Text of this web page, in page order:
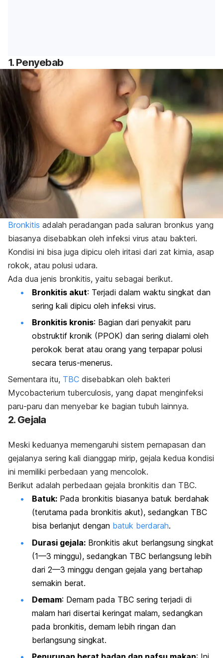
1. Penyebab
Bronkitis adalah peradangan pada saluran bronkus yang
biasanya disebabkan oleh infeksi virus atau bakteri.
Kondisi ini bisa juga dipicu oleh iritasi dari zat kimia, asap
rokok, atau polusi udara.
Ada dua jenis bronkitis, yaitu sebagai berikut.
Bronkitis akut: Terjadi dalam waktu singkat dan
sering kali dipicu oleh infeksi virus.
Bronkitis kronis: Bagian dari penyakit paru
obstruktif kronik (PPOK) dan sering dialami oleh
perokok berat atau orang yang terpapar polusi
secara terus-menerus.
Sementara itu, TBC disebabkan oleh bakteri
Mycobacterium tuberculosis, yang dapat menginfeksi
paru-paru dan menyebar ke bagian tubuh lainnya.
2. Gejala
Meski keduanya memengaruhi sistem pernapasan dan
gejalanya sering kali dianggap mirip, gejala kedua kondisi
ini memiliki perbedaan yang mencolok.
Berikut adalah perbedaan gejala bronkitis dan TBC.
Batuk: Pada bronkitis biasanya batuk berdahak
(terutama pada bronkitis akut), sedangkan TBC
bisa berlanjut dengan batuk berdarah.
Durasi gejala: Bronkitis akut berlangsung singkat
(1—3 minggu), sedangkan TBC berlangsung lebih
dari 2—3 minggu dengan gejala yang bertahap
semakin berat.
Demam: Demam pada TBC sering terjadi di
malam hari disertai keringat malam, sedangkan
pada bronkitis, demam lebih ringan dan
berlangsung singkat.